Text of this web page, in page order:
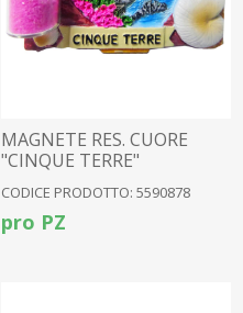
MAGNETE RES. CUORE
"CINQUE TERRE"
CODICE PRODOTTO: 5590878
pro PZ